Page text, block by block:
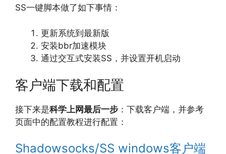
SS一键脚本做了如下事情：
更新系统到最新版
安装bbr加速模块
通过交互式安装SS，并设置开机启动
客户端下载和配置
接下来是科学上网最后一步 ：下载客户端，并参考
页面中的配置教程进行配置：
Shadowsocks/SS windows客户端